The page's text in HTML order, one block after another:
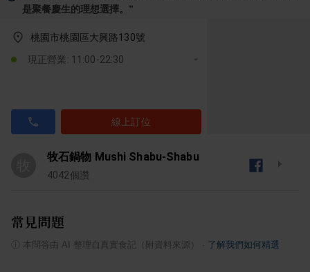
是聚餐慶生的理想選擇。 ”
桃園市桃園區大興路130號
現正營業: 11:00-22:30
線上訂位
牧石鍋物 Mushi Shabu-Shabu
4042個讚
常見問題
本問答由 AI 整理自真實食記（附資料來源） 了解我們如何精選